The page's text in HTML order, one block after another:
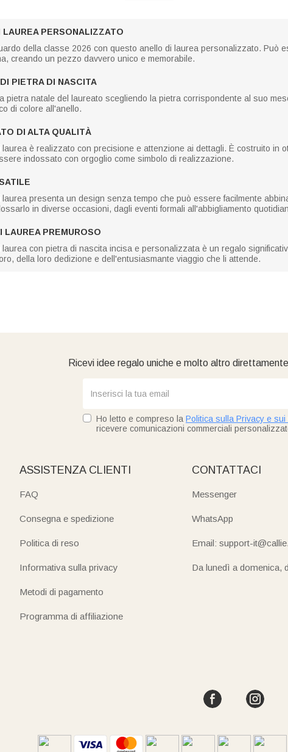
PERSONALIZZATO
della classe 2026 con questo anello di laurea personalizzato. Può
creando un pezzo davvero unico e memorabile.
PIETRA DI NASCITA
pietra natale del laureato scegliendo la pietra corrispondente al suo
di colore all'anello.
DI ALTA QUALITÀ
è realizzato con precisione e attenzione ai dettagli. È costruito in
indossato con orgoglio come simbolo di realizzazione.
presenta un design senza tempo che può essere facilmente
in diverse occasioni, dagli eventi formali all'abbigliamento
LAUREA PREMUROSO
con pietra di nascita incisa e personalizzata è un regalo
della loro dedizione e dell'entusiasmante viaggio che li attende.
Ricevi idee regalo uniche e molto altro
Ho letto e compreso la Politica sulla Privacy e sui
ricevere comunicazioni commerciali
ASSISTENZA CLIENTI
FAQ
Consegna e spedizione
Politica di reso
Informativa sulla privacy
Metodi di pagamento
Programma di affiliazione
CONTATTACI
Messenger
WhatsApp
Email: support-
Da lunedì a domenica,